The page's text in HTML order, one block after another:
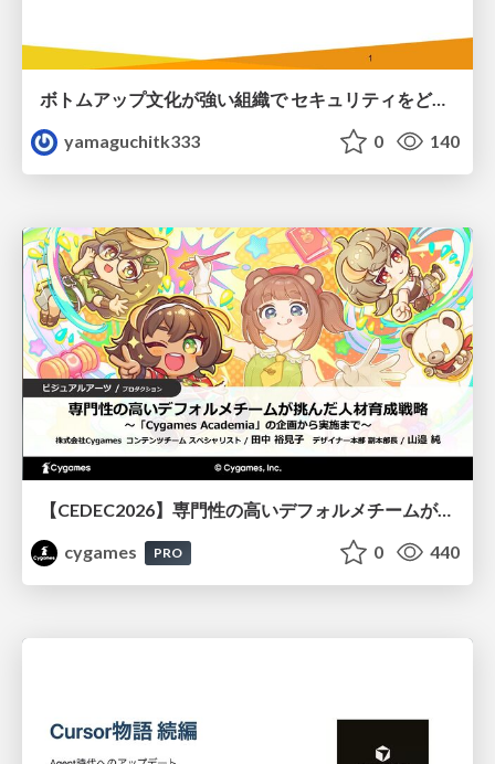
ボトムアップ文化が強い組織で セキュリティをどう根付かせていくかの現在進行形の話 / Making Security Stick in a Bottom-Up Organization
yamaguchitk333
0 140
【CEDEC2026】専門性の高いデフォルメチームが挑んだ人材育成戦略 〜Cygames Academiaの企画から実施まで〜
cygames
PRO 0 440